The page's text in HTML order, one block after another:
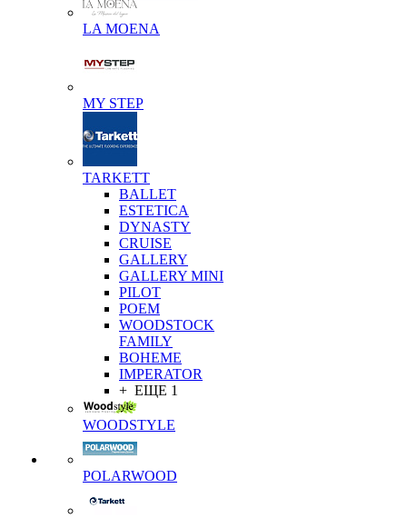
LA MOENA
MY STEP
TARKETT
BALLET
ESTETICA
DYNASTY
CRUISE
GALLERY
GALLERY MINI
PILOT
POEM
WOODSTOCK
FAMILY
BOHEME
IMPERATOR
+ ЕЩЕ 1
WOODSTYLE
POLARWOOD